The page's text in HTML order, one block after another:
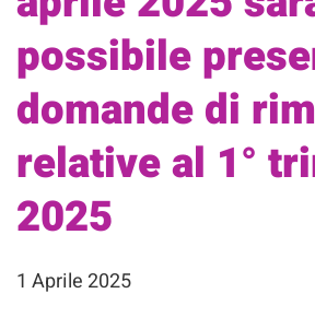
possibile
domande di
relative al 1°
2025
1 Aprile 2025